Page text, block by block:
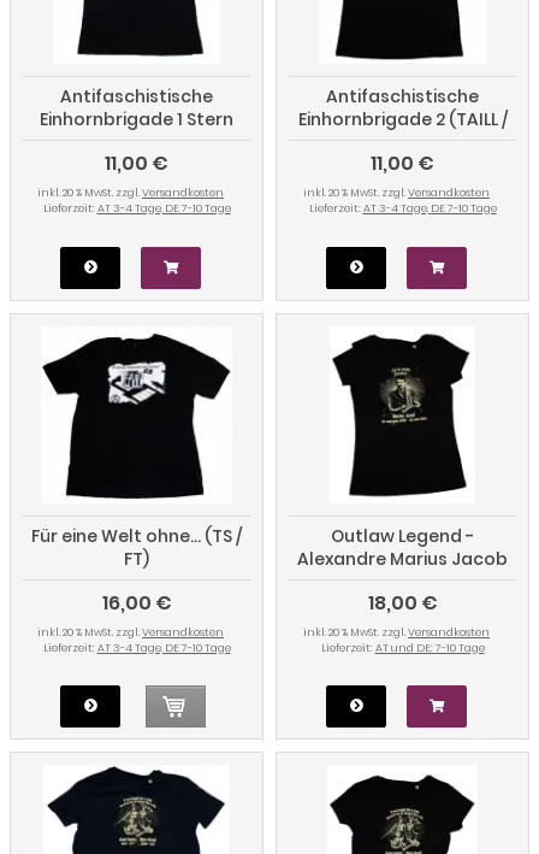
Antifaschistische
Einhornbrigade 1 Stern
(TAILL / FT)
11,00 €
inkl. 20 % MwSt. zzgl.Versandkosten
Lieferzeit: AT 3-4 Tage, DE 7-10 Tage
Antifaschistische
Einhornbrigade 2 (TAILL /
FT)
11,00 €
inkl. 20 % MwSt. zzgl.Versandkosten
Lieferzeit: AT 3-4 Tage, DE 7-10 Tage
Für eine Welt ohne... (TS /
FT)
16,00 €
inkl. 20 % MwSt. zzgl.Versandkosten
Lieferzeit: AT 3-4 Tage, DE 7-10 Tage
Outlaw Legend -
Alexandre Marius Jacob
(TAILL)
18,00 €
inkl. 20 % MwSt. zzgl.Versandkosten
Lieferzeit: AT und DE: 7-10 Tage